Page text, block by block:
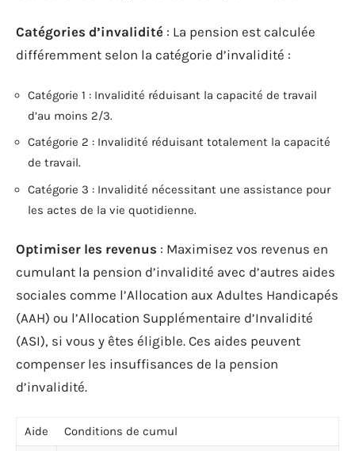
Catégories d’invalidité : La pension est calculée
différemment selon la catégorie d’invalidité :
Catégorie 1 : Invalidité réduisant la capacité de travail
d’au moins 2/3.
Catégorie 2 : Invalidité réduisant totalement la capacité
de travail.
Catégorie 3 : Invalidité nécessitant une assistance pour
les actes de la vie quotidienne.
Optimiser les revenus : Maximisez vos revenus en
cumulant la pension d’invalidité avec d’autres aides
sociales comme l’Allocation aux Adultes Handicapés
(AAH) ou l’Allocation Supplémentaire d’Invalidité
(ASI), si vous y êtes éligible. Ces aides peuvent
compenser les insuffisances de la pension
d’invalidité.
Aide Conditions de cumul